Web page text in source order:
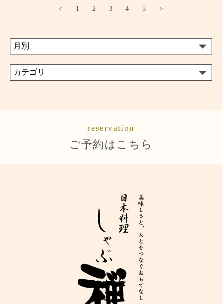
< 1 2 3 4 5 >
reservation
ご予約はこちら